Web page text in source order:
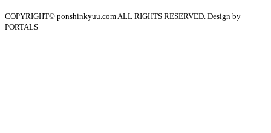
COPYRIGHT© ponshinkyuu.com ALL RIGHTS RESERVED. Design by
PORTALS